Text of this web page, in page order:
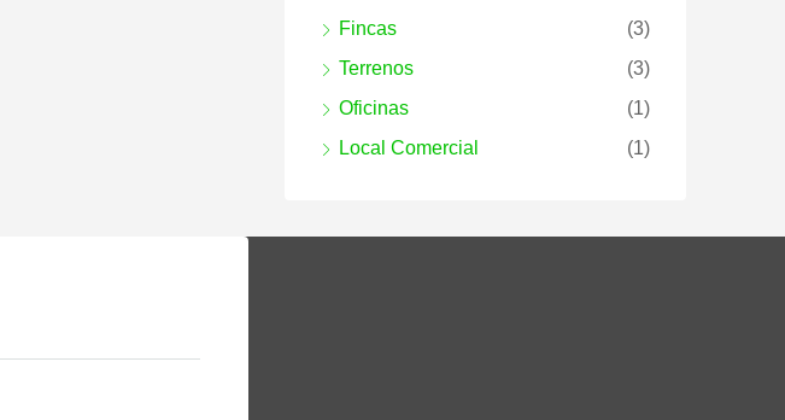
Fincas
(3)
Terrenos
(3)
Oficinas
(1)
Local Comercial
(1)